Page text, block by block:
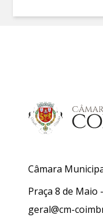
Câmara
Praça 8 de Maio
geral@cm-